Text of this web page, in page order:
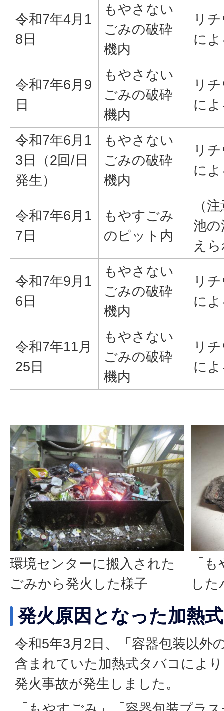
令和7年4月1
8日
もやさない
ごみの破砕
機内
リ
に
令和7年6月9
日
もやさない
ごみの破砕
機内
リ
に
令和7年6月1
3日（2回/日
発生）
もやさない
ごみの破砕
機内
リ
に
令和7年6月1
7日
もやすごみ
のピット内
（
池
え
令和7年9月1
6日
もやさない
ごみの破砕
機内
リ
に
令和7年11月
25日
もやさない
ごみの破砕
機内
リ
に
環境センターに搬入された
ごみから発火した様子
「
した
発火原因となった加熱
令和5年3月2日、「容器包装以外
含まれていた加熱式タバコによ
発火事故が発生しました。